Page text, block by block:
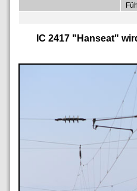
IC 2417 "Hanseat"